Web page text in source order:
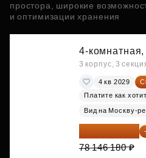
простора, широкие
и оптимизации хранения
4-комнатная,
3 корпус, 3
4 кв 2029
Платите как
Вид на Москву-
69 550 100 ₽
78 146 180 ₽